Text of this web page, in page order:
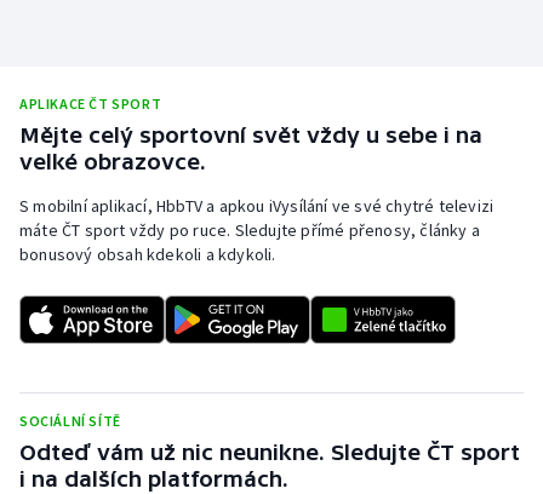
APLIKACE ČT SPORT
Mějte celý sportovní svět vždy u sebe i na
velké obrazovce.
S mobilní aplikací, HbbTV a apkou iVysílání ve své chytré televizi
máte ČT sport vždy po ruce. Sledujte přímé přenosy, články a
bonusový obsah kdekoli a kdykoli.
SOCIÁLNÍ SÍTĚ
Odteď vám už nic neunikne. Sledujte ČT sport
i na dalších platformách.